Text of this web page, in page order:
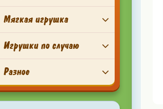
Мягкая игрушка
Игрушки по случаю
Разное